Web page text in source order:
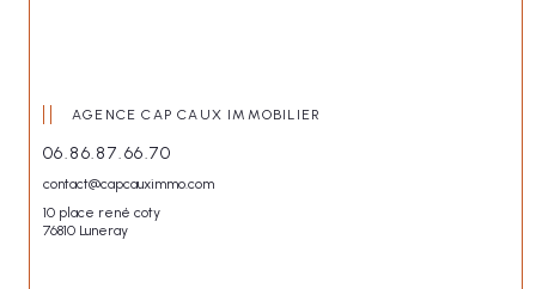
AGENCE CAP CAUX IMMOBILIER
06.86.87.66.70
contact@capcauximmo.com
10 place rené coty
76810 Luneray